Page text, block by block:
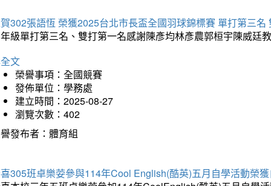
302張語恆 榮獲2025台北市長盃全國羽球錦標賽 單打第三名
級單打第三名、雙打第一名感謝陳彥均林彥農郭桓宇陳威廷
文
榮譽事項：全國競賽
發佈單位：學務處
建立時間：2025-08-27
瀏覽次數：402
發布者：體育組
305班卓樂荌參與114年Cool English(酷英)五月自學活動榮